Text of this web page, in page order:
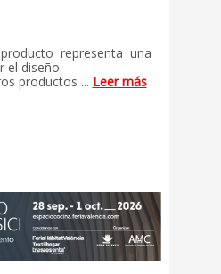
representa una
el diseño.
productos ... Leer más